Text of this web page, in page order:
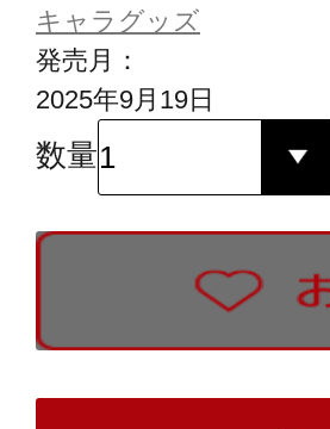
キャラグッズ
発売月：
2025年9月19日
数量